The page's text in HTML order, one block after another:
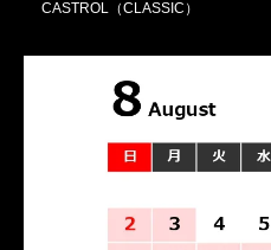
CASTROL（CLASSIC）